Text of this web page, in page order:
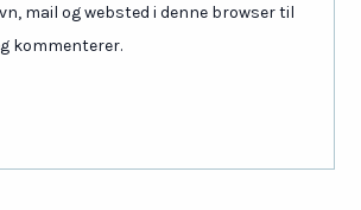
mail og websted i denne browser til
kommenterer.